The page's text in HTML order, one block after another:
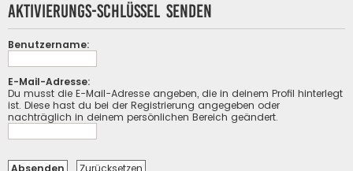
h
Aktivierungs-Schlüssel senden
Benutzername:
E-Mail-Adresse:
Du musst die E-Mail-Adresse angeben, die in deinem Profil hinterlegt
ist. Diese hast du bei der Registrierung angegeben oder
nachträglich in deinem persönlichen Bereich geändert.